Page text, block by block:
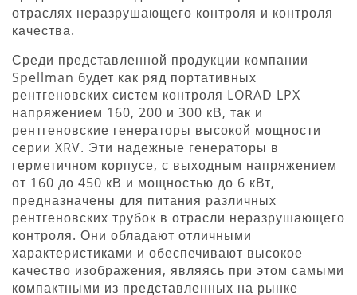
отраслях неразрушающего контроля и контроля
качества.
Среди представленной продукции компании
Spellman будет как ряд портативных
рентгеновских систем контроля LORAD LPX
напряжением 160, 200 и 300 кВ, так и
рентгеновские генераторы высокой мощности
серии XRV. Эти надежные генераторы в
герметичном корпусе, с выходным напряжением
от 160 до 450 кВ и мощностью до 6 кВт,
предназначены для питания различных
рентгеновских трубок в отрасли неразрушающего
контроля. Они обладают отличными
характеристиками и обеспечивают высокое
качество изображения, являясь при этом самыми
компактными из представленных на рынке